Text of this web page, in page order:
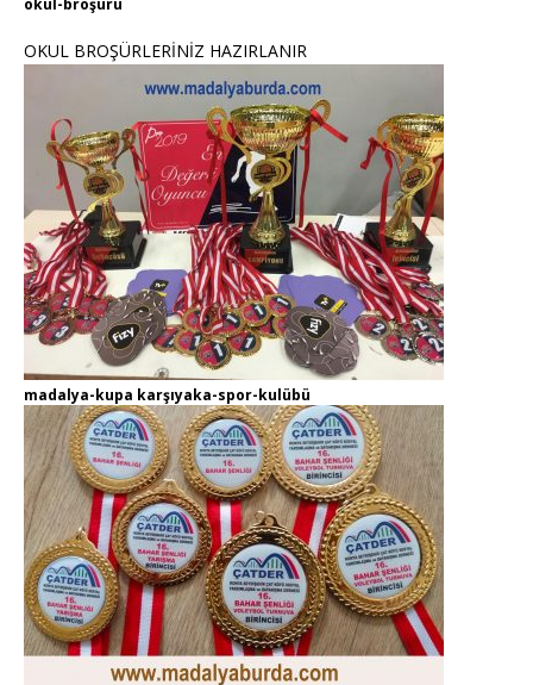
okul-broşürü
OKUL BROŞÜRLERİNİZ HAZIRLANIR
madalya-kupa karşıyaka-spor-kulübü